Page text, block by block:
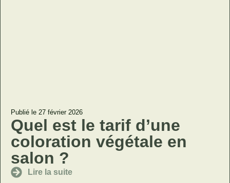
Publié le 27 février 2026
Quel est le tarif d’une
coloration végétale en
salon ?
Lire la suite